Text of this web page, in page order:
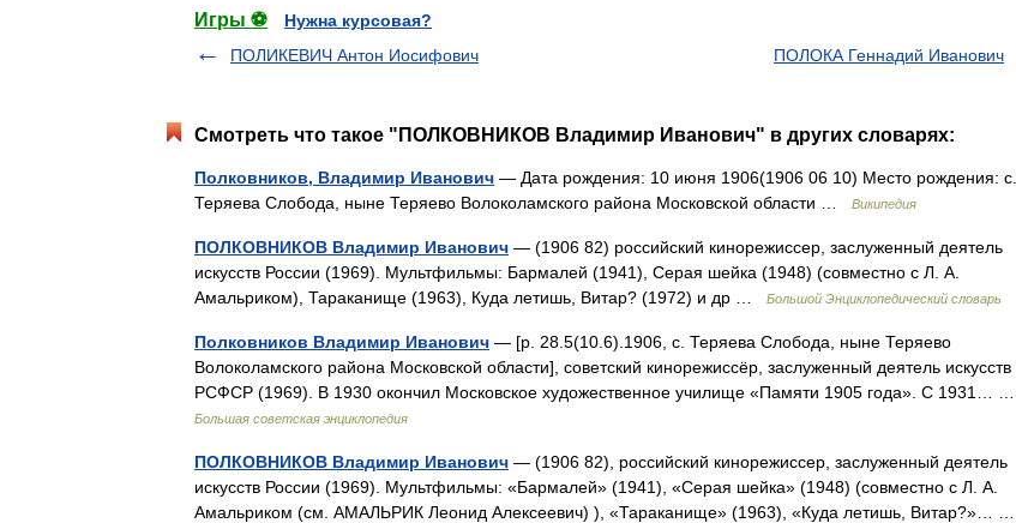
Игры ⚽
Нужна курсовая?
ПОЛИКЕВИЧ Антон Иосифович
ПОЛОКА Геннадий Иванович
Смотреть что такое "ПОЛКОВНИКОВ Владимир Иванович" в других словарях:
Полковников, Владимир Иванович — Дата рождения: 10 июня 1906(1906 06 10) Место рождения: с.
Теряева Слобода, ныне Теряево Волоколамского района Московской области …
Википедия
ПОЛКОВНИКОВ Владимир Иванович — (1906 82) российский кинорежиссер, заслуженный деятель
искусств России (1969). Мультфильмы: Бармалей (1941), Серая шейка (1948) (совместно с Л. А.
Амальриком), Тараканище (1963), Куда летишь, Витар? (1972) и др …
Большой Энциклопедический словарь
Полковников Владимир Иванович — [р. 28.5(10.6).1906, с. Теряева Слобода, ныне Теряево
Волоколамского района Московской области], советский кинорежиссёр, заслуженный деятель искусств
РСФСР (1969). В 1930 окончил Московское художественное училище «Памяти 1905 года». С 1931… …
Большая советская энциклопедия
ПОЛКОВНИКОВ Владимир Иванович — (1906 82), российский кинорежиссер, заслуженный деятель
искусств России (1969). Мультфильмы: «Бармалей» (1941), «Серая шейка» (1948) (совместно с Л. А.
Амальриком (см. АМАЛЬРИК Леонид Алексеевич) ), «Тараканище» (1963), «Куда летишь, Витар?»… …